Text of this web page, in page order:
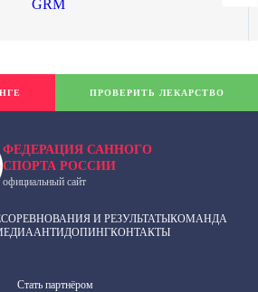
ФЕДЕРАЦИЯ САННОГО
СПОРТА РОССИИ
официальный сайт
СОРЕВНОВАНИЯ И РЕЗУЛЬТАТЫКОМАНДА
АНТИДОПИНГКОНТАКТЫ
Cтать партнёром
ПРОВЕРИТЬ ЛЕКАРСТВО